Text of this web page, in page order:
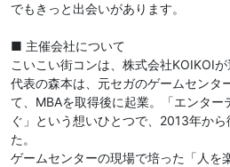
でもきっと出会いがあります。
■ 主催会社について
こいこい街コンは、株式会社KOIKOIが
代表の森本は、元セガのゲームセンタ
て、MBAを取得後に起業。「エンター
ぐ」という想いひとつで、2013年か
た。
ゲームセンターの現場で培った「人を